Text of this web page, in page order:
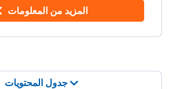
جدول المحتويات
المزيد من المعلومات